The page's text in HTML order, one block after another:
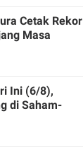
Cetak Rekor
Masa
Ini (6/8),
di Saham-